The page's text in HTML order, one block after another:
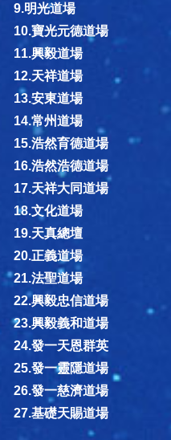
9.明光道場
10.寶光元德道場
11.興毅道場
12.天祥道場
13.安東道場
14.常州道場
15.浩然育德道場
16.浩然浩德道場
17.天祥大同道場
18.文化道場
19.天真總壇
20.正義道場
21.法聖道場
22.興毅忠信道場
23.興毅義和道場
24.發一天恩群英
25.發一靈隱道場
26.發一慈濟道場
27.基礎天賜道場